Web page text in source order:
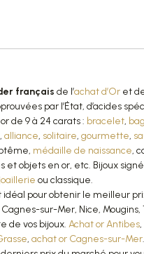
français de l’achat d’Oret de
par l’État, d’acides
de 9 à 24 carats : bracelet,
, alliance, solitaire, gourmette,
médaille de naissance,
et objets en or, etc. Bijoux
ou classique.
idéal pour obtenir le meilleur
sur-Mer, Nice,
de vos bijoux. Achat or Antibes,
, achat or Cagnes-sur-Mer